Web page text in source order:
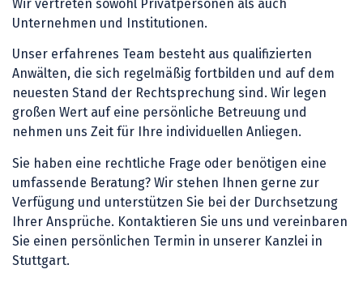
Wir vertreten sowohl Privatpersonen als auch
Unternehmen und Institutionen.
Unser erfahrenes Team besteht aus qualifizierten
Anwälten, die sich regelmäßig fortbilden und auf dem
neuesten Stand der Rechtsprechung sind. Wir legen
großen Wert auf eine persönliche Betreuung und
nehmen uns Zeit für Ihre individuellen Anliegen.
Sie haben eine rechtliche Frage oder benötigen eine
umfassende Beratung? Wir stehen Ihnen gerne zur
Verfügung und unterstützen Sie bei der Durchsetzung
Ihrer Ansprüche. Kontaktieren Sie uns und vereinbaren
Sie einen persönlichen Termin in unserer Kanzlei in
Stuttgart.